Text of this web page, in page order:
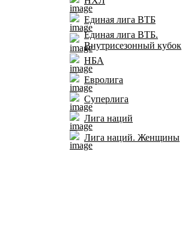
Единая лига ВТБ
Единая лига ВТБ.
Внутрисезонный кубок
НБА
Евролига
Суперлига
Лига наций
Лига наций. Женщины